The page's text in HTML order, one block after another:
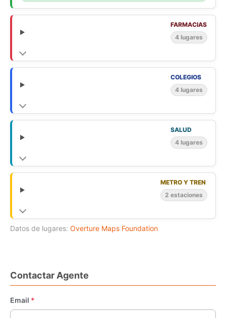
FARMACIAS
4 lugares
COLEGIOS
4 lugares
SALUD
4 lugares
METRO Y TREN
2 estaciones
Datos de lugares: Overture Maps Foundation
Contactar Agente
Email *